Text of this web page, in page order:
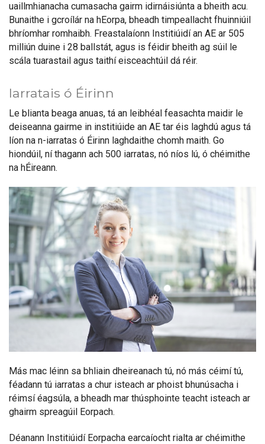
uaillmhianacha cumasacha gairm idirnáisiúnta a bheith acu.
Bunaithe i gcroílár na hEorpa, bheadh timpeallacht fhuinniúil
bhríomhar romhaibh. Freastalaíonn Institiúidí an AE ar 505
milliún duine i 28 ballstát, agus is féidir bheith ag súil le
scála tuarastail agus taithí eisceachtúil dá réir.
Iarratais ó Éirinn
Le blianta beaga anuas, tá an leibhéal feasachta maidir le
deiseanna gairme in institiúide an AE tar éis laghdú agus tá
líon na n-iarratas ó Éirinn laghdaithe chomh maith. Go
hiondúil, ní thagann ach 500 iarratas, nó níos lú, ó chéimithe
na hÉireann.
Más mac léinn sa bhliain dheireanach tú, nó más céimí tú,
féadann tú iarratas a chur isteach ar phoist bhunúsacha i
réimsí éagsúla, a bheadh mar thúsphointe teacht isteach ar
ghairm spreagúil Eorpach.
Déanann Institiúidí Eorpacha earcaíocht rialta ar chéimithe